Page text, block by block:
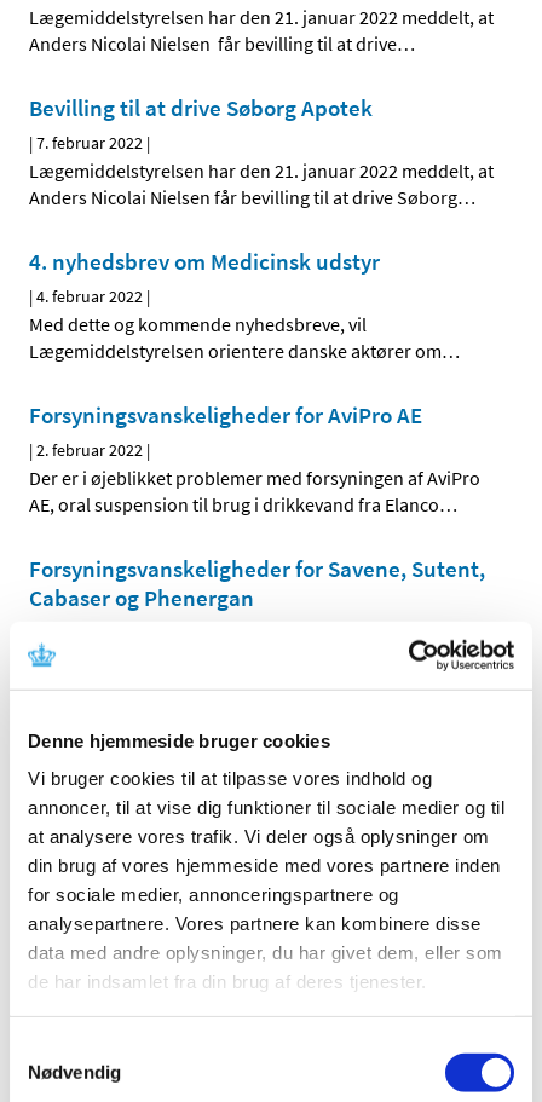
Denne hjemmeside bruger cookies
Vi bruger cookies til at tilpasse vores indhold og
annoncer, til at vise dig funktioner til sociale medier og til
at analysere vores trafik. Vi deler også oplysninger om
din brug af vores hjemmeside med vores partnere inden
for sociale medier, annonceringspartnere og
analysepartnere. Vores partnere kan kombinere disse
data med andre oplysninger, du har givet dem, eller som
de har indsamlet fra din brug af deres tjenester.
Nødvendig
Lægemiddelstyrelsen har den 21. januar 2022 meddelt, at
Anders Nicolai Nielsen får bevilling til at drive…
Bevilling til at drive Søborg Apotek
|7. februar 2022 |
Lægemiddelstyrelsen har den 21. januar 2022 meddelt, at
Anders Nicolai Nielsen får bevilling til at drive Søborg…
4. nyhedsbrev om Medicinsk udstyr
|4. februar 2022 |
Med dette og kommende nyhedsbreve, vil
Lægemiddelstyrelsen orientere danske aktører om…
Forsyningsvanskeligheder for AviPro AE
|2. februar 2022 |
Der er i øjeblikket problemer med forsyningen af AviPro
AE, oral suspension til brug i drikkevand fra Elanco…
Forsyningsvanskeligheder for Savene, Sutent,
Cabaser og Phenergan
Der er aktuelle problemer med forsyningen af Savene 20
mg/ml pulver og solvens til koncentrat til…
Forsyningsvanskeligheder for OxyNorm
Dispersa og Janumet
|2. februar 2022|
Der er i øjeblikket problemer med forsyningen af
OxyNorm Dispersa 5 mg, 10 mg og 20 mg…
Forrige
Alle (2506)
TID